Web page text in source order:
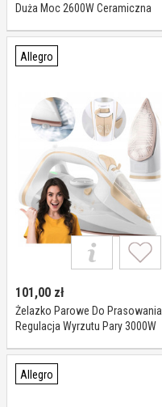
Duża Moc 2600W Ceramiczna
Allegro
101,00 zł
Żelazko Parowe Do Prasowania
Regulacja Wyrzutu Pary 3000W
Allegro